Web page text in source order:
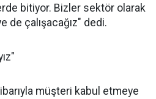
bitiyor. Bizler sektör olarak
de çalışacağız" dedi.
müşteri kabul etmeye